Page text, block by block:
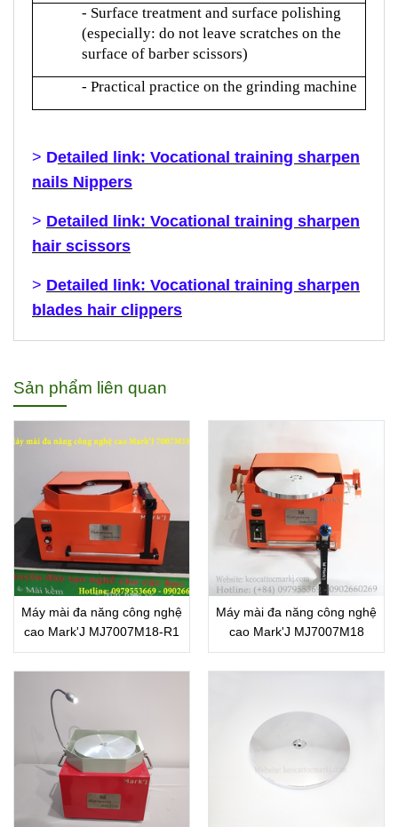
- Surface treatment and surface polishing
(especially: do not leave scratches on the
surface of barber scissors)
- Practical practice on the grinding machine
> Detailed link: Vocational training sharpen
nails Nippers
> Detailed link: Vocational training sharpen
hair scissors
> Detailed link: Vocational training sharpen
blades hair clippers
Sản phẩm liên quan
Máy mài đa năng công nghệ
cao Mark'J MJ7007M18-R1
Máy mài đa năng công nghệ
cao Mark'J MJ7007M18